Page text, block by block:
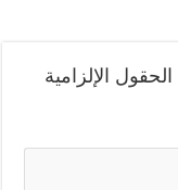
الحقول الإلزامية